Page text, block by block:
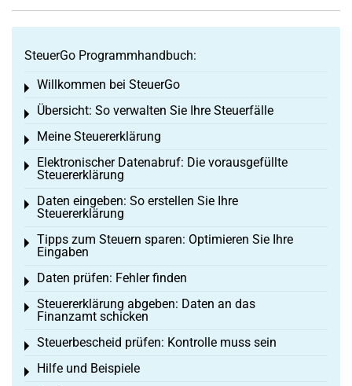
SteuerGo Programmhandbuch:
Willkommen bei SteuerGo
Toggle menu
Übersicht: So verwalten Sie Ihre Steuerfälle
Toggle menu
Meine Steuererklärung
Toggle menu
Elektronischer Datenabruf: Die vorausgefüllte
Steuererklärung
Toggle menu
Daten eingeben: So erstellen Sie Ihre
Steuererklärung
Toggle menu
Tipps zum Steuern sparen: Optimieren Sie Ihre
Eingaben
Toggle menu
Daten prüfen: Fehler finden
Toggle menu
Steuererklärung abgeben: Daten an das
Finanzamt schicken
Toggle menu
Steuerbescheid prüfen: Kontrolle muss sein
Toggle menu
Hilfe und Beispiele
Toggle menu